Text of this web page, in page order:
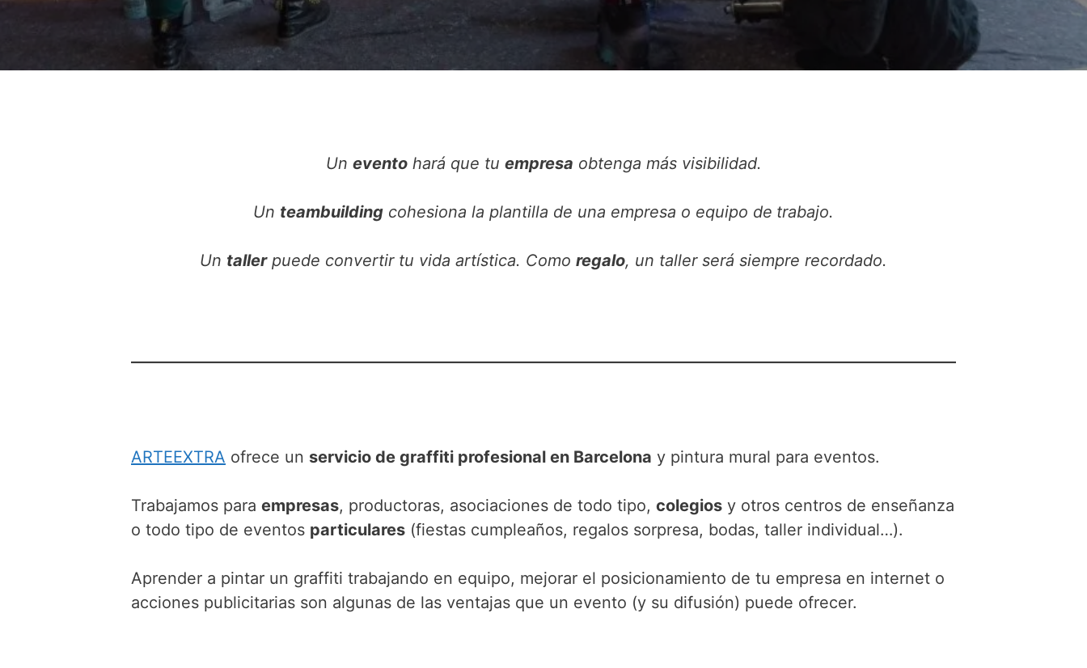
Un eventohará que tu empresa obtenga más visibilidad.
Un teambuilding cohesiona la plantilla de una empresa o equipo de trabajo.
Un tallerpuede convertir tu vida artística. Como regalo, un taller será siempre recordado.
ARTEEXTRA ofrece un servicio de graffiti profesional en Barcelona y pintura mural para eventos.
Trabajamos para empresas, productoras, asociaciones de todo tipo, colegios y otros centros de enseñanza
o todo tipo de eventos particulares (fiestas cumpleaños, regalos sorpresa, bodas, taller individual…).
Aprender a pintar un graffiti trabajando en equipo, mejorar el posicionamiento de tu empresa en internet o
acciones publicitarias son algunas de las ventajas que un evento (y su difusión) puede ofrecer.